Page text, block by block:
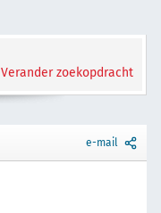
Verander zoekopdracht
e-mail